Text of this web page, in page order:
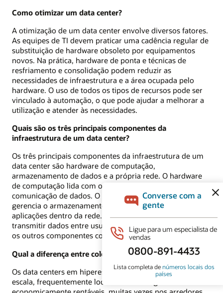
Como otimizar um data center?
A otimização de um data center envolve diversos fatores.
As equipes de TI devem praticar uma cadência regular de
substituição de hardware obsoleto por equipamentos
novos. Na prática, hardware de ponta e técnicas de
resfriamento e consolidação podem reduzir as
necessidades de infraestrutura e a área ocupada pelo
hardware. O uso de todos os tipos de recursos pode ser
vinculado à automação, o que pode ajudar a melhorar a
utilização e atender às necessidades.
Quais são os três principais componentes da
infraestrutura de um data center?
Os três principais componentes da infraestrutura de um
data center são hardware de computação,
armazenamento de dados e a própria rede. O hardware
de computação lida com o processamento e a
comunicação de dados. O armazenamento de dados
gerencia o armazenamento de arquivos de dados e
aplicações dentro da rede. A rede fornece os meios para
transmitir dados entre usuários finais, servidores e todos
os outros componentes conectados à infraestrutura.
Qual a diferença entre colocalização e hiperescala?
Os data centers em hiperescala são instalações de grande
escala, frequentemente localizadas em regiões